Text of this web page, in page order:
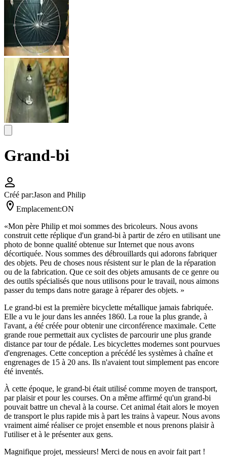
Grand-bi
Créé par:Jason and Philip
Emplacement:ON
«Mon père Philip et moi sommes des bricoleurs. Nous avons
construit cette réplique d'un grand-bi à partir de zéro en utilisant une
photo de bonne qualité obtenue sur Internet que nous avons
décortiquée. Nous sommes des débrouillards qui adorons fabriquer
des objets. Peu de choses nous résistent sur le plan de la réparation
ou de la fabrication. Que ce soit des objets amusants de ce genre ou
des outils spécialisés que nous utilisons pour le travail, nous aimons
passer du temps dans notre garage à réparer des objets. »
Le grand-bi est la première bicyclette métallique jamais fabriquée.
Elle a vu le jour dans les années 1860. La roue la plus grande, à
l'avant, a été créée pour obtenir une circonférence maximale. Cette
grande roue permettait aux cyclistes de parcourir une plus grande
distance par tour de pédale. Les bicyclettes modernes sont pourvues
d'engrenages. Cette conception a précédé les systèmes à chaîne et
engrenages de 15 à 20 ans. Ils n'avaient tout simplement pas encore
été inventés.
À cette époque, le grand-bi était utilisé comme moyen de transport,
par plaisir et pour les courses. On a même affirmé qu'un grand-bi
pouvait battre un cheval à la course. Cet animal était alors le moyen
de transport le plus rapide mis à part les trains à vapeur. Nous avons
vraiment aimé réaliser ce projet ensemble et nous prenons plaisir à
l'utiliser et à le présenter aux gens.
Magnifique projet, messieurs! Merci de nous en avoir fait part !